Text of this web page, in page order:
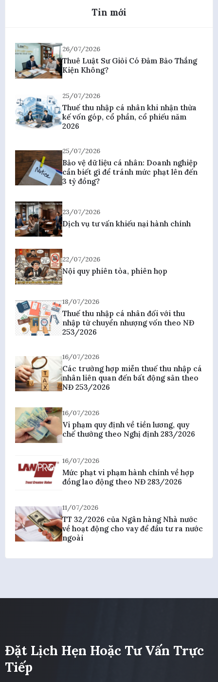
Tin mới
26/07/2026
Thuê Luật Sư Giỏi Có Đảm Bảo Thắng
Kiện Không?
25/07/2026
Thuế thu nhập cá nhân khi nhận thừa
kế vốn góp, cổ phần, cổ phiếu năm
2026
25/07/2026
Bảo vệ dữ liệu cá nhân: Doanh nghiệp
cần biết gì để tránh mức phạt lên đến
3 tỷ đồng?
23/07/2026
Dịch vụ tư vấn khiếu nại hành chính
22/07/2026
Nội quy phiên tòa, phiên họp
18/07/2026
Thuế thu nhập cá nhân đối với thu
nhập từ chuyển nhượng vốn theo NĐ
253/2026
16/07/2026
Các trường hợp miễn thuế thu nhập cá
nhân liên quan đến bất động sản theo
NĐ 253/2026
16/07/2026
Vi phạm quy định về tiền lương, quy
chế thưởng theo Nghị định 283/2026
16/07/2026
Mức phạt vi phạm hành chính về hợp
đồng lao động theo NĐ 283/2026
11/07/2026
TT 32/2026 của Ngân hàng Nhà nước
về hoạt động cho vay để đầu tư ra nước
ngoài
Đặt Lịch Hẹn Hoặc Tư Vấn Trực
Tiếp